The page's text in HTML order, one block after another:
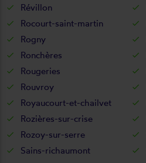
Révillon
Rocourt-saint-martin
Rogny
Ronchères
Rougeries
Rouvroy
Royaucourt-et-chailvet
Rozières-sur-crise
Rozoy-sur-serre
Sains-richaumont